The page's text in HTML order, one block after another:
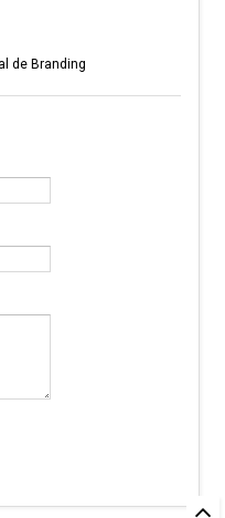
de Branding